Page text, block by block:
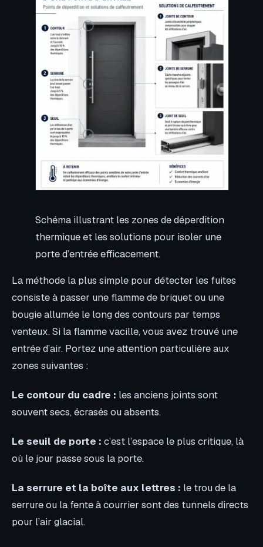
Schéma illustrant les zones de déperdition
thermique et les solutions pour isoler une
porte d’entrée efficacement.
La méthode la plus simple pour détecter les fuites
consiste à passer une flamme de briquet ou une
bougie allumée le long des contours par temps
venteux. Si la flamme vacille, vous avez trouvé une
entrée d’air. Portez une attention particulière aux
zones suivantes :
Le contour du cadre : les anciens joints sont
souvent secs, écrasés ou absents.
Le seuil de porte : c’est l’espace le plus critique, là
où le jour passe sous la porte.
La serrure et la boîte aux lettres : le trou de la
serrure ou la fente à courrier sont des tunnels directs
pour l’air glacial.